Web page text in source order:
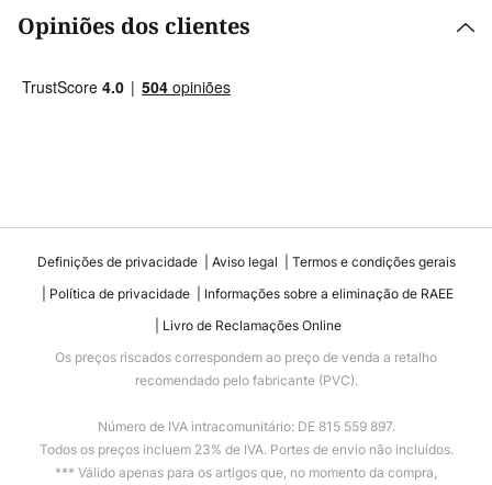
Opiniões dos clientes
Definições de privacidade Aviso legal
Termos e condições gerais
Política de privacidade
Informações sobre a eliminação de RAEE
Livro de Reclamações Online
Os preços riscados correspondem ao preço de venda a retalho
recomendado pelo fabricante (PVC).
Número de IVA intracomunitário: DE 815 559 897.
Todos os preços incluem 23% de IVA. Portes de envio não incluídos.
*** Válido apenas para os artigos que, no momento da compra,